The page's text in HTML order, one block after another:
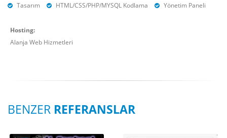
Tasarım
HTML/CSS/PHP/MYSQL Kodlama Yönetim Paneli
Hosting:
Alanja Web Hizmetleri
BENZER REFERANSLAR